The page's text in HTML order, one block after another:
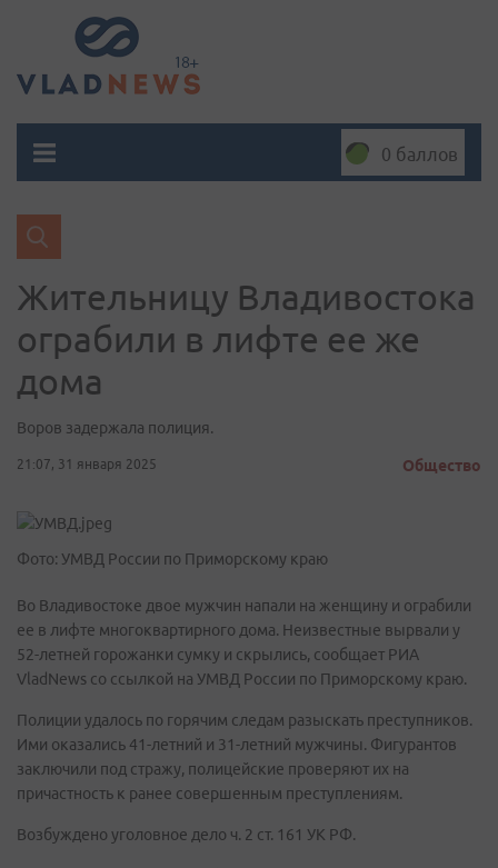
0 баллов
Жительницу Владивостока
ограбили в лифте ее же
дома
Воров задержала полиция.
21:07, 31 января 2025 Общество
Фото: УМВД России по Приморскому краю
Во Владивостоке двое мужчин напали на женщину и ограбили
ее в лифте многоквартирного дома. Неизвестные вырвали у
52-летней горожанки сумку и скрылись, сообщает РИА
VladNews со ссылкой на УМВД России по Приморскому краю.
Полиции удалось по горячим следам разыскать преступников.
Ими оказались 41-летний и 31-летний мужчины. Фигурантов
заключили под стражу, полицейские проверяют их на
причастность к ранее совершенным преступлениям.
Возбуждено уголовное дело ч. 2 ст. 161 УК РФ.